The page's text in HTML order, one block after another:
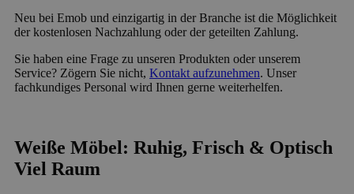
Neu bei Emob und einzigartig in der Branche ist die Möglichkeit
der kostenlosen Nachzahlung oder der geteilten Zahlung.
Sie haben eine Frage zu unseren Produkten oder unserem
Service? Zögern Sie nicht, Kontakt aufzunehmen. Unser
fachkundiges Personal wird Ihnen gerne weiterhelfen.
Weiße Möbel: Ruhig, Frisch & Optisch
Viel Raum